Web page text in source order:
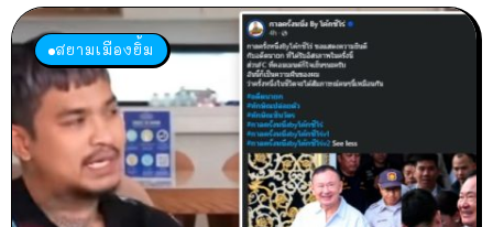
สยามเมืองยิ้ม